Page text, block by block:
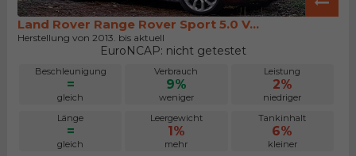
Land Rover Range Rover Sport 5.0 V...
Herstellung von 2013. bis aktuell
EuroNCAP: nicht getestet
Beschleunigung
=
gleich
Verbrauch
9%
weniger
Leistung
2%
niedriger
Länge
=
gleich
Leergewicht
1%
mehr
Tankinhalt
6%
kleiner